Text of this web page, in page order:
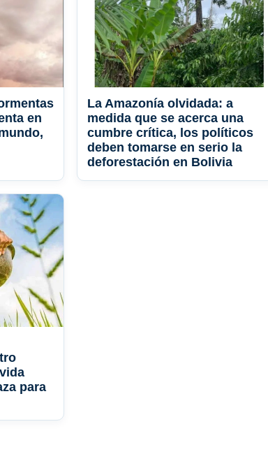
en
La Amazonía olvidada: a
medida que se acerca una
cumbre crítica, los políticos
deben tomarse en serio la
deforestación en Bolivia
para